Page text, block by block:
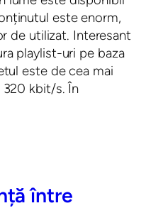
este enorm,
de utilizat. Interesant
playlist-uri pe baza
este de cea mai
320 kbit/s. În
între